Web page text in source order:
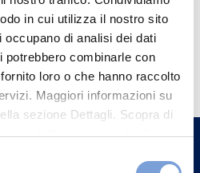
in cui utilizza il nostro sito
di analisi dei dati
potrebbero combinarle con
loro o che hanno raccolto
Maggiori informazioni su
sezione Dettagli. Scopra di
contattarci e come trattiamo i
di
vicina a te e parla con